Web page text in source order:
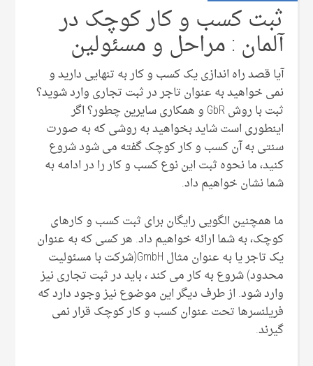
ثبت کسب و کار کوچک در
آلمان : مراحل و مسئولین
آیا قصد راه اندازی یک کسب و کار به تنهایی دارید و
نمی خواهید به عنوان تاجر در ثبت تجاری وارد شوید؟
ثبت با روش GbR و همکاری سایرین چطور؟ اگر
اینطوری است شاید بخواهید به روشی که به صورت
سنتی به آن کسب و کار کوچک گفته می شود شروع
کنید، ما نحوه ثبت این نوع کسب و کار را در ادامه به
شما نشان خواهیم داد.
ما همچنین الگویی رایگان برای ثبت کسب و کارهای
کوچک، به شما ارائه خواهیم داد. هر کسی که به عنوان
یک تاجر یا به عنوان مثال GmbH(شرکت با مسئولیت
محدود) شروع به کار می کند ، باید در ثبت تجاری نیز
وارد شود. از طرف دیگر این موضوع نیز وجود دارد که
فریلنسرها تحت عنوان کسب و کار کوچک قرار نمی
گیرند.